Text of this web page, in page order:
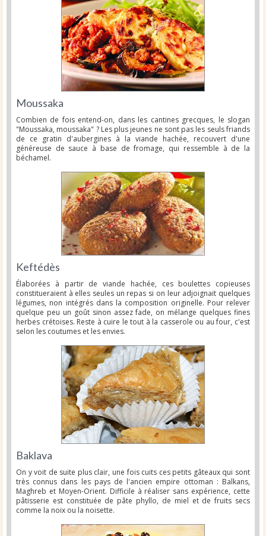
Moussaka
Combien de fois entend-on, dans les cantines grecques, le slogan
"Moussaka, moussaka" ? Les plus jeunes ne sont pas les seuls friands
de ce gratin d'aubergines à la viande hachée, recouvert d'une
généreuse de sauce à base de fromage, qui ressemble à de la
béchamel.
Keftédès
Élaborées à partir de viande hachée, ces boulettes copieuses
constitueraient à elles seules un repas si on leur adjoignait quelques
légumes, non intégrés dans la composition originelle. Pour relever
quelque peu un goût sinon assez fade, on mélange quelques fines
herbes crétoises. Reste à cuire le tout à la casserole ou au four, c'est
selon les coutumes et les envies.
Baklava
On y voit de suite plus clair, une fois cuits ces petits gâteaux qui sont
très connus dans les pays de l'ancien empire ottoman : Balkans,
Maghreb et Moyen-Orient. Difficile à réaliser sans expérience, cette
pâtisserie est constituée de pâte phyllo, de miel et de fruits secs
comme la noix ou la noisette.